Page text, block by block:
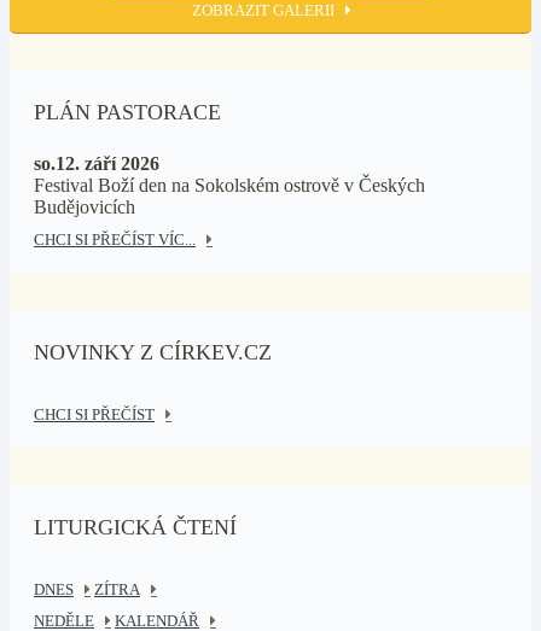
ZOBRAZIT GALERII
PLÁN PASTORACE
so.12. září 2026
Festival Boží den na Sokolském ostrově v Českých
Budějovicích
CHCI SI PŘEČÍST VÍC...
NOVINKY Z CÍRKEV.CZ
CHCI SI PŘEČÍST
LITURGICKÁ ČTENÍ
DNES
ZÍTRA
NEDĚLE
KALENDÁŘ